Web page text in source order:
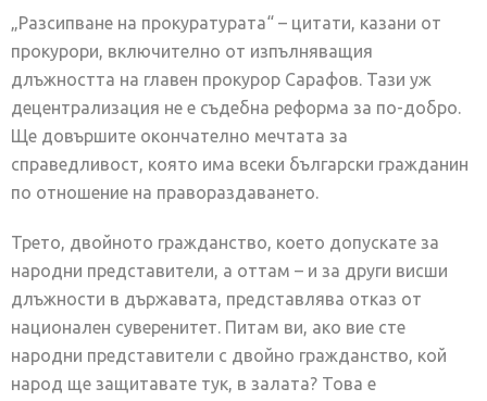
„Разсипване на прокуратурата“ – цитати, казани от
прокурори, включително от изпълняващия
длъжността на главен прокурор Сарафов. Тази уж
децентрализация не е съдебна реформа за по-добро.
Ще довършите окончателно мечтата за
справедливост, която има всеки български гражданин
по отношение на правораздаването.
Трето, двойното гражданство, което допускате за
народни представители, а оттам – и за други висши
длъжности в държавата, представлява отказ от
национален суверенитет. Питам ви, ако вие сте
народни представители с двойно гражданство, кой
народ ще защитавате тук, в залата? Това е